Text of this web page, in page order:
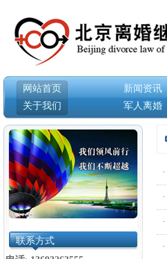
网站首页
关于我们
新闻资讯
军人离婚
联系方式
·
·
·
·